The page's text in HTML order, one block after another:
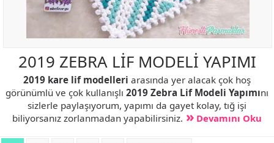
2019 ZEBRA LİF MODELİ YAPIMI
2019 kare lif modelleri arasında yer alacak çok hoş
görünümlü ve çok kullanışlı 2019 Zebra Lif Modeli Yapımını
sizlerle paylaşıyorum, yapımı da gayet kolay, tığ işi
biliyorsanız zorlanmadan yapabilirsiniz.
Devamını Oku